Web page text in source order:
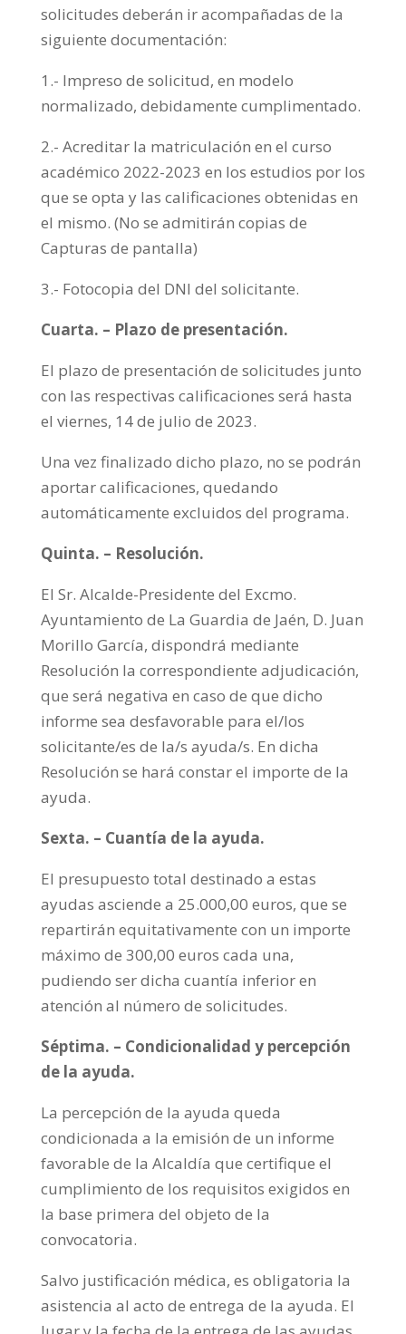
solicitudes deberán ir acompañadas de la
siguiente documentación:
1.- Impreso de solicitud, en modelo
normalizado, debidamente cumplimentado.
2.- Acreditar la matriculación en el curso
académico 2022-2023 en los estudios por los
que se opta y las calificaciones obtenidas en
el mismo. (No se admitirán copias de
Capturas de pantalla)
3.- Fotocopia del DNI del solicitante.
Cuarta. – Plazo de presentación.
El plazo de presentación de solicitudes junto
con las respectivas calificaciones será hasta
el viernes, 14 de julio de 2023.
Una vez finalizado dicho plazo, no se podrán
aportar calificaciones, quedando
automáticamente excluidos del programa.
Quinta. – Resolución.
El Sr. Alcalde-Presidente del Excmo.
Ayuntamiento de La Guardia de Jaén, D. Juan
Morillo García, dispondrá mediante
Resolución la correspondiente adjudicación,
que será negativa en caso de que dicho
informe sea desfavorable para el/los
solicitante/es de la/s ayuda/s. En dicha
Resolución se hará constar el importe de la
ayuda.
Sexta. – Cuantía de la ayuda.
El presupuesto total destinado a estas
ayudas asciende a 25.000,00 euros, que se
repartirán equitativamente con un importe
máximo de 300,00 euros cada una,
pudiendo ser dicha cuantía inferior en
atención al número de solicitudes.
Séptima. – Condicionalidad y percepción
de la ayuda.
La percepción de la ayuda queda
condicionada a la emisión de un informe
favorable de la Alcaldía que certifique el
cumplimiento de los requisitos exigidos en
la base primera del objeto de la
convocatoria.
Salvo justificación médica, es obligatoria la
asistencia al acto de entrega de la ayuda. El